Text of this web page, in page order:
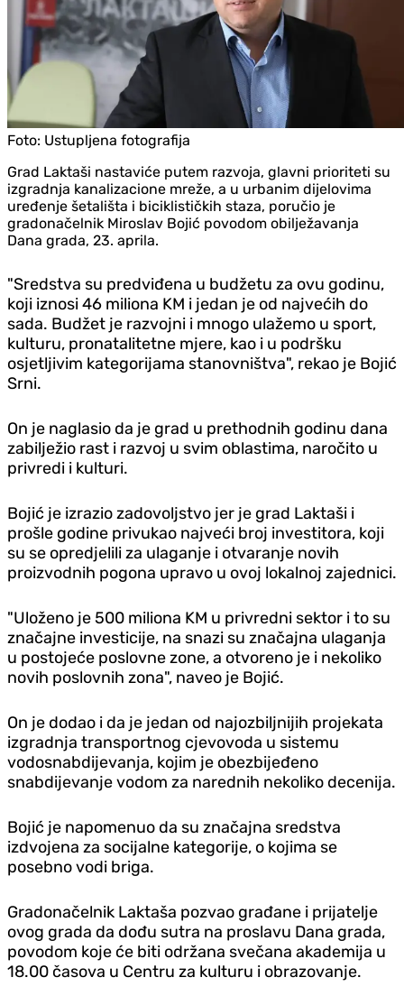
Foto: Ustupljena fotografija
Grad Laktaši nastaviće putem razvoja, glavni prioriteti su
izgradnja kanalizacione mreže, a u urbanim dijelovima
uređenje šetališta i biciklističkih staza, poručio je
gradonačelnik Miroslav Bojić povodom obilježavanja
Dana grada, 23. aprila.
"Sredstva su predviđena u budžetu za ovu godinu,
koji iznosi 46 miliona KM i jedan je od najvećih do
sada. Budžet je razvojni i mnogo ulažemo u sport,
kulturu, pronatalitetne mjere, kao i u podršku
osjetljivim kategorijama stanovništva", rekao je Bojić
Srni.
On je naglasio da je grad u prethodnih godinu dana
zabilježio rast i razvoj u svim oblastima, naročito u
privredi i kulturi.
Bojić je izrazio zadovoljstvo jer je grad Laktaši i
prošle godine privukao najveći broj investitora, koji
su se opred‌jelili za ulaganje i otvaranje novih
proizvodnih pogona upravo u ovoj lokalnoj zajednici.
"Uloženo je 500 miliona KM u privredni sektor i to su
značajne investicije, na snazi su značajna ulaganja
u postojeće poslovne zone, a otvoreno je i nekoliko
novih poslovnih zona", naveo je Bojić.
On je dodao i da je jedan od najozbiljnijih projekata
izgradnja transportnog cjevovoda u sistemu
vodosnabdijevanja, kojim je obezbijeđeno
snabdijevanje vodom za narednih nekoliko decenija.
Bojić je napomenuo da su značajna sredstva
izdvojena za socijalne kategorije, o kojima se
posebno vodi briga.
Gradonačelnik Laktaša pozvao građane i prijatelje
ovog grada da dođu sutra na proslavu Dana grada,
povodom koje će biti održana svečana akademija u
18.00 časova u Centru za kulturu i obrazovanje.